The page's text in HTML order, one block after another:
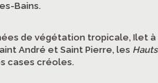
Bains.
de végétation tropicale, Ilet à
André et Saint Pierre, les Hauts
cases créoles.